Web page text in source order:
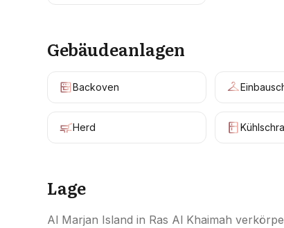
Gebäudeanlagen
Backoven
Herd
Lage
Al Marjan Island in Ras Al Khaimah